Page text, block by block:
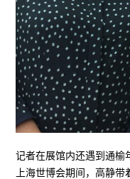
记者在展馆内还遇到通榆
上海世博会期间，高静